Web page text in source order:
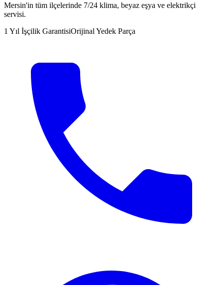
Mersin'in tüm ilçelerinde 7/24 klima, beyaz eşya ve elektrikçi
servisi.
1 Yıl İşçilik GarantisiOrijinal Yedek Parça